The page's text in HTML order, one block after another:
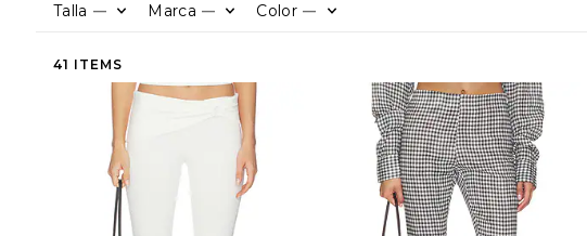
Talla — Marca — Color —
41 ITEMS